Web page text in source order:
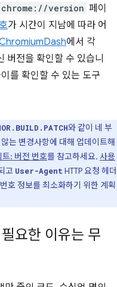
chrome://version 페이
가 시간이 지남에 따라 어
에서 각
버전을 확인할 수 있습니
를 확인할 수 있는 도구
와 같이 네 부
는 변경사항에 대해 업데이트해
: 버전 번호를 참고하세요. 사용
고 User-Agent HTTP 요청 헤더
호 정보를 최소화하기 위한 계획
요한 이유는 무